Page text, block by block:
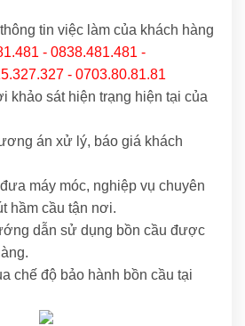
tin việc làm của khách hàng
- 0838.481.481 -
- 0703.80.81.81
khảo sát hiện trạng hiện tại của
án xử lý, báo giá khách
máy móc, nghiệp vụ chuyên
hầm cầu tận nơi.
dẫn sử dụng bồn cầu được
chế độ bảo hành bồn cầu tại